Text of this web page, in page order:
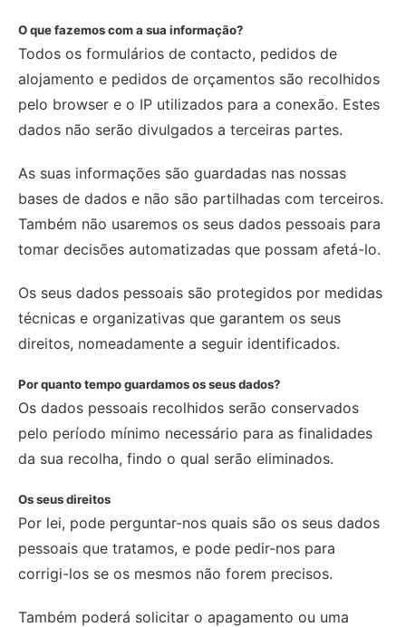
O que fazemos com a sua informação?
Todos os formulários de contacto, pedidos de
alojamento e pedidos de orçamentos são recolhidos
pelo browser e o IP utilizados para a conexão. Estes
dados não serão divulgados a terceiras partes.
As suas informações são guardadas nas nossas
bases de dados e não são partilhadas com terceiros.
Também não usaremos os seus dados pessoais para
tomar decisões automatizadas que possam afetá-lo.
Os seus dados pessoais são protegidos por medidas
técnicas e organizativas que garantem os seus
direitos, nomeadamente a seguir identificados.
Por quanto tempo guardamos os seus dados?
Os dados pessoais recolhidos serão conservados
pelo período mínimo necessário para as finalidades
da sua recolha, findo o qual serão eliminados.
Os seus direitos
Por lei, pode perguntar-nos quais são os seus dados
pessoais que tratamos, e pode pedir-nos para
corrigi-los se os mesmos não forem precisos.
Também poderá solicitar o apagamento ou uma